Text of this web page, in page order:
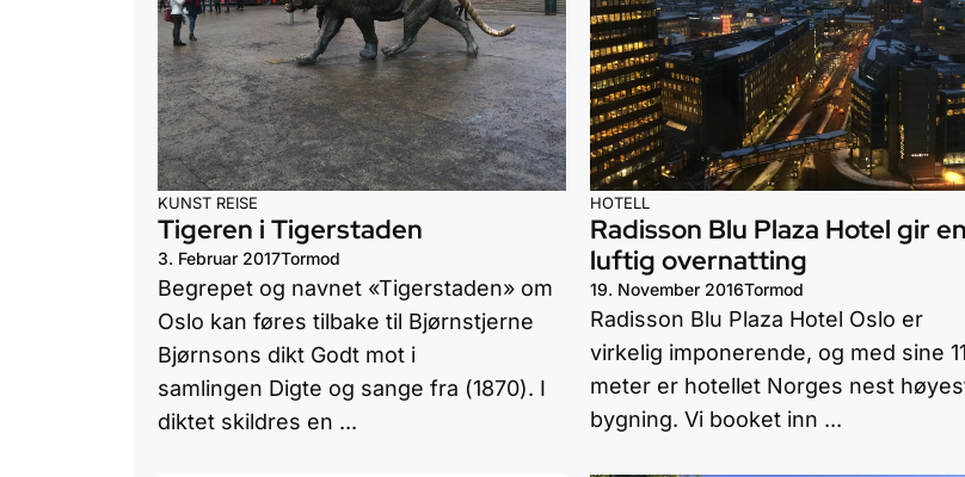
KUNST REISE
Tigeren i Tigerstaden
3. Februar 2017Tormod
Begrepet og navnet «Tigerstaden» om
Oslo kan føres tilbake til Bjørnstjerne
Bjørnsons dikt Godt mot i
samlingen Digte og sange fra (1870). I
diktet skildres en ...
HOTELL
Radisson Blu Plaza Hotel gir en
luftig overnatting
19. November 2016Tormod
Radisson Blu Plaza Hotel Oslo er
virkelig imponerende, og med sine
meter er hotellet Norges nest
bygning. Vi booket inn ...